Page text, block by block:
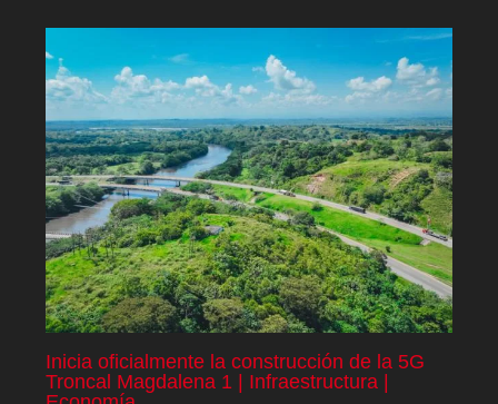
Inicia oficialmente la construcción de la 5G
Troncal Magdalena 1 | Infraestructura |